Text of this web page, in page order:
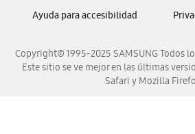
Samsung
Copyright© 1995-2025 SAMSUNG Todos
Este sitio se ve mejor en las últimas
Safari y Mozilla
Ayuda para accesibilidad